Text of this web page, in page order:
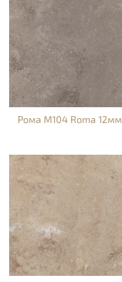
Рома M104 Roma 12мм